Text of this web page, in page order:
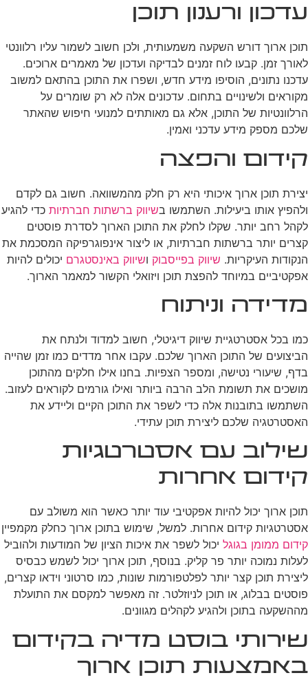
עדכון ורענון תוכן
תוכן ארוך דורש השקעה משמעותית, ולכן חשוב לשמור עליו רלוונטי
לאורך זמן. קבעו לוח זמנים לבדיקה ועדכון של מאמרים ארוכים.
עדכנו נתונים, הוסיפו מידע חדש, ושפרו את התוכן בהתאם למשוב
מקוראים ולשינויים בתחום. עדכונים אלה לא רק שומרים על
הרלוונטיות של התוכן, אלא גם מאותתים למנועי חיפוש שהאתר
שלכם מספק מידע עדכני ואמין.
קידום והפצה
יצירת תוכן ארוך איכותי היא רק חלק מהמשוואה. חשוב גם לקדם
ולהפיץ אותו ביעילות. השתמשו בשיווק ברשתות חברתיות כדי להגיע
לקהל רחב יותר. שקלו לחלק את התוכן הארוך לסדרת פוסטים
קצרים יותר ברשתות חברתיות, או ליצור אינפוגרפיקה המסכמת את
הנקודות העיקריות. שיווק בפייסבוק ושיווק באינסטגרם יכולים להיות
אפקטיביים במיוחד להפצת תוכן ויזואלי הקשור למאמר הארוך.
מדידה וניתוח
כמו בכל אסטרטגיית שיווק דיגיטלי, חשוב למדוד ולנתח את
הביצועים של התוכן הארוך שלכם. עקבו אחר מדדים כמו זמן שהייה
בדף, שיעורי נטישה, ומספר הצפיות. בחנו אילו חלקים מהתוכן
מושכים את תשומת הלב הרבה ביותר ואילו גורמים לקוראים לעזוב.
השתמשו בתובנות אלה כדי לשפר את התוכן הקיים וליידע את
האסטרטגיה שלכם ליצירת תוכן עתידי.
שילוב עם אסטרטגיות
קידום אחרות
תוכן ארוך יכול להיות אפקטיבי עוד יותר כאשר הוא משולב עם
אסטרטגיות קידום אחרות. למשל, שימוש בתוכן ארוך כחלק מקמפיין
קידום ממומן בגוגל יכול לשפר את איכות הציון של המודעות ולהוביל
לעלות נמוכה יותר פר קליק. בנוסף, תוכן ארוך יכול לשמש כבסיס
ליצירת תוכן קצר יותר לפלטפורמות שונות, כמו סרטוני וידאו קצרים,
פוסטים בבלוג, או תוכן לניוזלטר. זה מאפשר למקסם את התועלת
מההשקעה בתוכן ולהגיע לקהלים מגוונים.
שירותי בוסט מדיה בקידום
באמצעות תוכן ארוך